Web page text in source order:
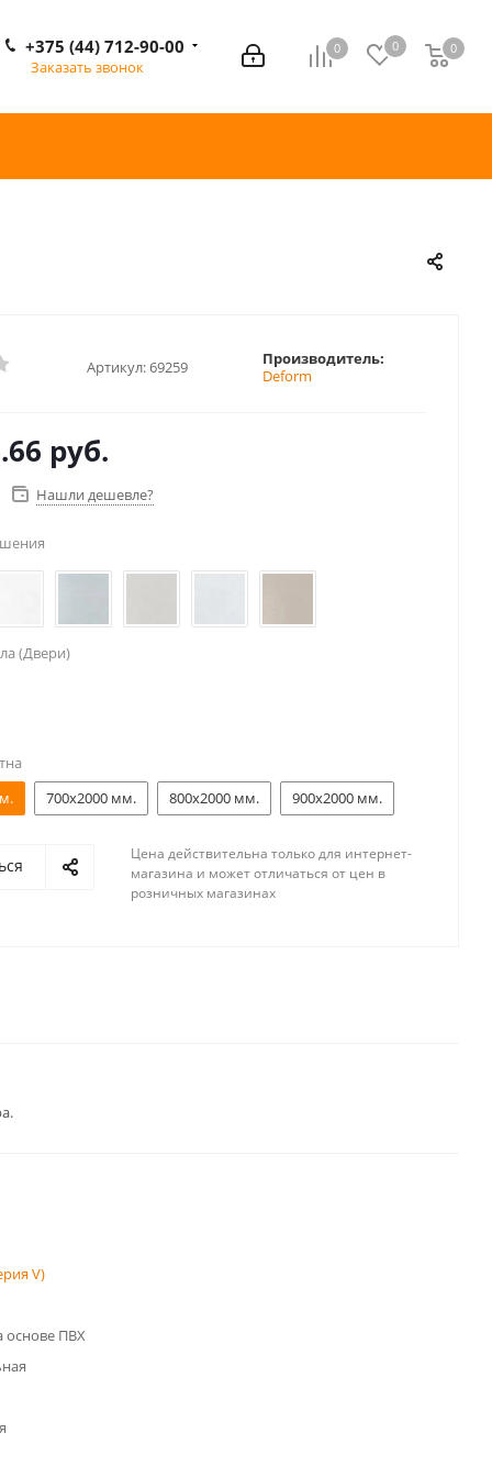
0 0 0
0
+375 (44) 712-90-00
Заказать звонок
Артикул:69259
Производитель:
Deform
руб.
Нашли дешевле?
(Двери)
700x2000 мм. 800x2000 мм. 900x2000 мм.
Цена действительна только для интернет-
магазина и может отличаться от цен в
розничных магазинах
V)
основе ПВХ